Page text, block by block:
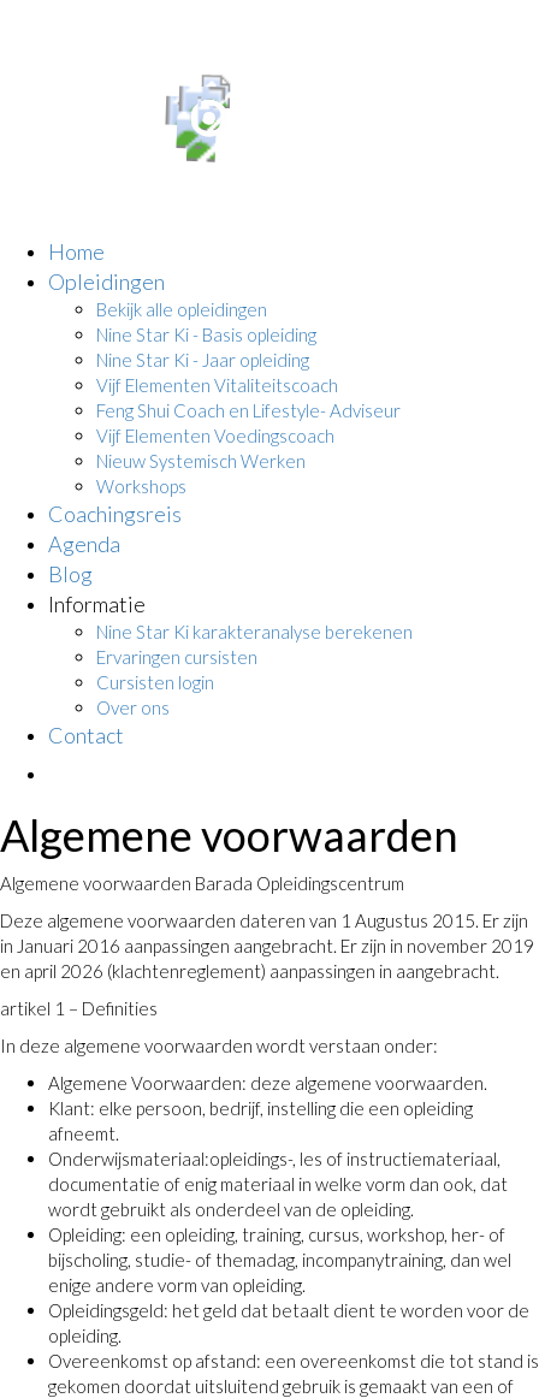
Home
Opleidingen
Bekijk alle opleidingen
Nine Star Ki - Basis opleiding
Nine Star Ki - Jaar opleiding
Vijf Elementen Vitaliteitscoach
Feng Shui Coach en Lifestyle- Adviseur
Vijf Elementen Voedingscoach
Nieuw Systemisch Werken
Workshops
Coachingsreis
Agenda
Blog
Informatie
Nine Star Ki karakteranalyse berekenen
Ervaringen cursisten
Cursisten login
Over ons
Contact
Algemene voorwaarden
Algemene voorwaarden Barada Opleidingscentrum
Deze algemene voorwaarden dateren van 1 Augustus 2015. Er zijn
in Januari 2016 aanpassingen aangebracht. Er zijn in november 2019
en april 2026 (klachtenreglement) aanpassingen in aangebracht.
artikel 1 – Definities
In deze algemene voorwaarden wordt verstaan onder:
Algemene Voorwaarden: deze algemene voorwaarden.
Klant: elke persoon, bedrijf, instelling die een opleiding
afneemt.
Onderwijsmateriaal:opleidings-, les of instructiemateriaal,
documentatie of enig materiaal in welke vorm dan ook, dat
wordt gebruikt als onderdeel van de opleiding.
Opleiding: een opleiding, training, cursus, workshop, her- of
bijscholing, studie- of themadag, incompanytraining, dan wel
enige andere vorm van opleiding.
Opleidingsgeld: het geld dat betaalt dient te worden voor de
opleiding.
Overeenkomst op afstand: een overeenkomst die tot stand is
gekomen doordat uitsluitend gebruik is gemaakt van een of